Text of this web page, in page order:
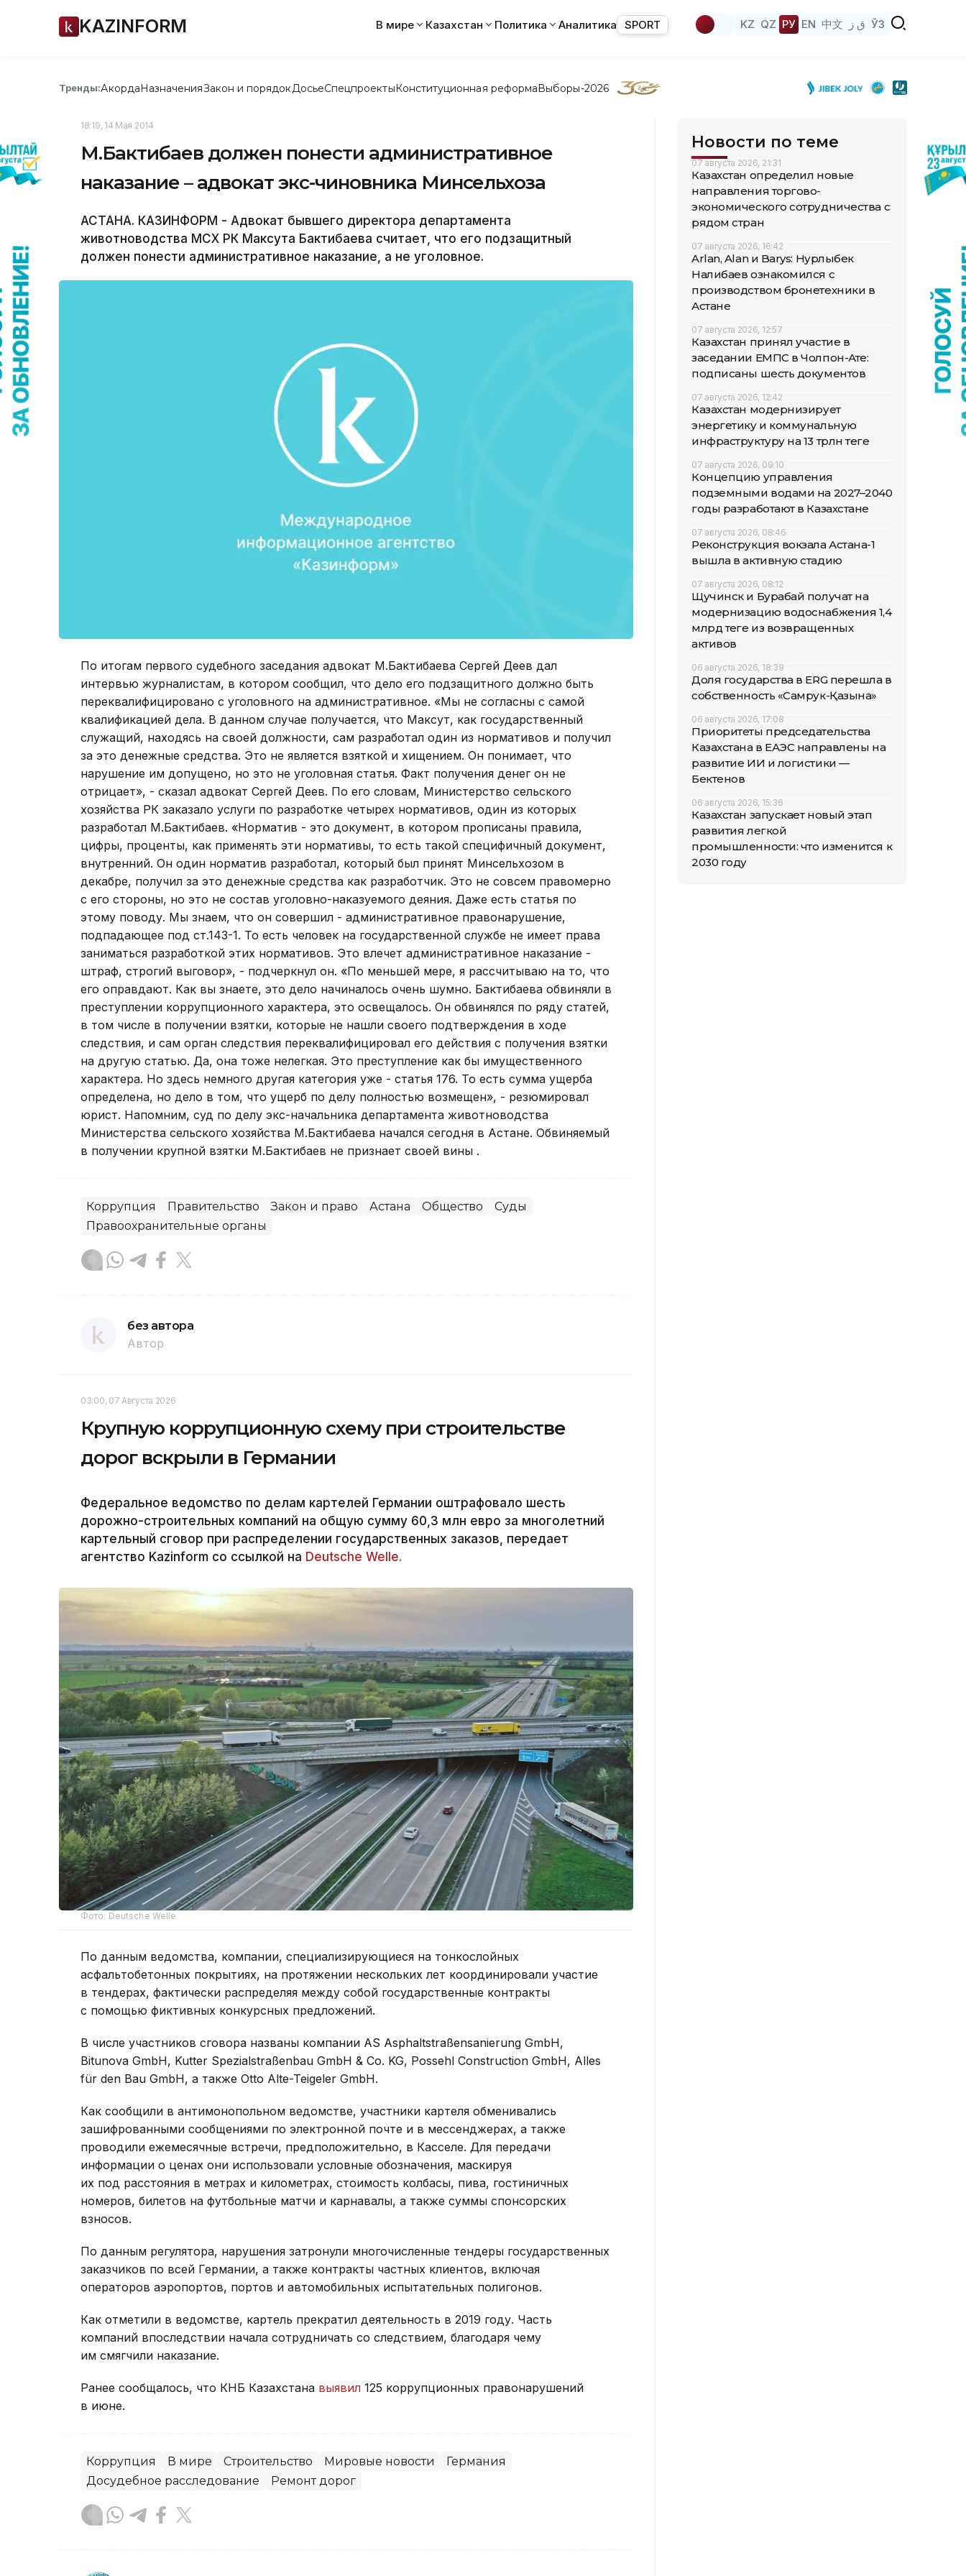
KAZINFORM В мире Казахстан Политика Аналитика SPORT KZ QZ РУ EN 中文 ق ز ЎЗ
Тренды:АкордаНазначенияЗакон и порядок ДосьеСпецпроектыКонституционная реформаВыборы-2026
18:19, 14 Мая 2014
М.Бактибаев должен понести административное
наказание – адвокат экс-чиновника Минсельхоза
АСТАНА. КАЗИНФОРМ - Адвокат бывшего директора департамента
животноводства МСХ РК Максута Бактибаева считает, что его подзащитный
должен понести административное наказание, а не уголовное.
По итогам первого судебного заседания адвокат М.Бактибаева Сергей Деев дал
интервью журналистам, в котором сообщил, что дело его подзащитного должно быть
переквалифицировано с уголовного на административное. «Мы не согласны с самой
квалификацией дела. В данном случае получается, что Максут, как государственный
служащий, находясь на своей должности, сам разработал один из нормативов и получил
за это денежные средства. Это не является взяткой и хищением. Он понимает, что
нарушение им допущено, но это не уголовная статья. Факт получения денег он не
отрицает», - сказал адвокат Сергей Деев. По его словам, Министерство сельского
хозяйства РК заказало услуги по разработке четырех нормативов, один из которых
разработал М.Бактибаев. «Норматив - это документ, в котором прописаны правила,
цифры, проценты, как применять эти нормативы, то есть такой специфичный документ,
внутренний. Он один норматив разработал, который был принят Минсельхозом в
декабре, получил за это денежные средства как разработчик. Это не совсем правомерно
с его стороны, но это не состав уголовно-наказуемого деяния. Даже есть статья по
этому поводу. Мы знаем, что он совершил - административное правонарушение,
подпадающее под ст.143-1. То есть человек на государственной службе не имеет права
заниматься разработкой этих нормативов. Это влечет административное наказание -
штраф, строгий выговор», - подчеркнул он. «По меньшей мере, я рассчитываю на то, что
его оправдают. Как вы знаете, это дело начиналось очень шумно. Бактибаева обвиняли в
преступлении коррупционного характера, это освещалось. Он обвинялся по ряду статей,
в том числе в получении взятки, которые не нашли своего подтверждения в ходе
следствия, и сам орган следствия переквалифицировал его действия с получения взятки
на другую статью. Да, она тоже нелегкая. Это преступление как бы имущественного
характера. Но здесь немного другая категория уже - статья 176. То есть сумма ущерба
определена, но дело в том, что ущерб по делу полностью возмещен», - резюмировал
юрист. Напомним, суд по делу экс-начальника департамента животноводства
Министерства сельского хозяйства М.Бактибаева начался сегодня в Астане. Обвиняемый
в получении крупной взятки М.Бактибаев не признает своей вины .
Коррупция Правительство Закон и право Астана Общество
Суды
Правоохранительные органы
без автора
Автор
03:00, 07 Августа 2026
Крупную коррупционную схему при строительстве
дорог вскрыли в Германии
Федеральное ведомство по делам картелей Германии оштрафовало шесть
дорожно-строительных компаний на общую сумму 60,3 млн евро за многолетний
картельный сговор при распределении государственных заказов, передает
агентство Kazinform со ссылкой на Deutsche Welle.
Фото: Deutsche Welle
По данным ведомства, компании, специализирующиеся на тонкослойных
асфальтобетонных покрытиях, на протяжении нескольких лет координировали участие
в тендерах, фактически распределяя между собой государственные контракты
с помощью фиктивных конкурсных предложений.
В числе участников сговора названы компании AS Asphaltstraßensanierung GmbH,
Bitunova GmbH, Kutter Spezialstraßenbau GmbH & Co. KG, Possehl Construction GmbH, Alles
für den Bau GmbH, а также Otto Alte-Teigeler GmbH.
Как сообщили в антимонопольном ведомстве, участники картеля обменивались
зашифрованными сообщениями по электронной почте и в мессенджерах, а также
проводили ежемесячные встречи, предположительно, в Касселе. Для передачи
информации о ценах они использовали условные обозначения, маскируя
их под расстояния в метрах и километрах, стоимость колбасы, пива, гостиничных
номеров, билетов на футбольные матчи и карнавалы, а также суммы спонсорских
взносов.
По данным регулятора, нарушения затронули многочисленные тендеры государственных
заказчиков по всей Германии, а также контракты частных клиентов, включая
операторов аэропортов, портов и автомобильных испытательных полигонов.
Как отметили в ведомстве, картель прекратил деятельность в 2019 году. Часть
компаний впоследствии начала сотрудничать со следствием, благодаря чему
им смягчили наказание.
Ранее сообщалось, что КНБ Казахстана выявил 125 коррупционных правонарушений
в июне.
Коррупция В мире Строительство Мировые новости
Германия
Досудебное расследование
Ремонт дорог
Новости по теме
07 августа 2026, 21:31
Казахстан определил новые
направления торгово-
экономического сотрудничества с
рядом стран
07 августа 2026, 16:42
Arlan, Alan и Barys: Нурлыбек
Налибаев ознакомился с
производством бронетехники в
Астане
07 августа 2026, 12:57
Казахстан принял участие в
заседании ЕМПС в Чолпон-Ате:
подписаны шесть документов
07 августа 2026, 12:42
Казахстан модернизирует
энергетику и коммунальную
инфраструктуру на 13 трлн теңге
07 августа 2026, 09:10
Концепцию управления
подземными водами на 2027–2040
годы разработают в Казахстане
07 августа 2026, 08:46
Реконструкция вокзала Астана-1
вышла в активную стадию
07 августа 2026, 08:12
Щучинск и Бурабай получат на
модернизацию водоснабжения 1,4
млрд теңге из возвращенных
активов
06 августа 2026, 18:39
Доля государства в ERG перешла в
собственность «Самрук-Қазына»
06 августа 2026, 17:08
Приоритеты председательства
Казахстана в ЕАЭС направлены на
развитие ИИ и логистики —
Бектенов
06 августа 2026, 15:36
Казахстан запускает новый этап
развития легкой
промышленности: что изменится к
2030 году